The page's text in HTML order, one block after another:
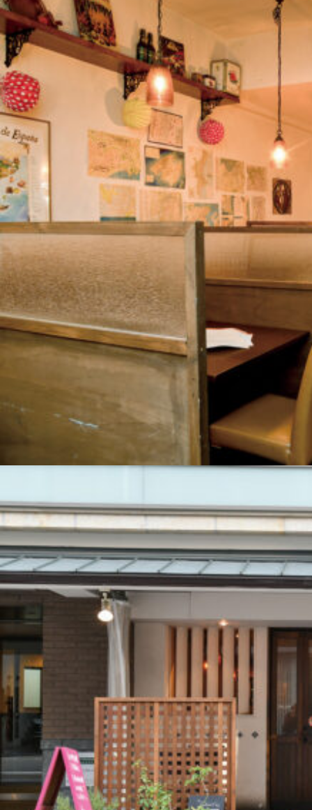
京都の書店
CULTURE
すべて
関西で開催。
おすすめの展覧会
おすすめの映画
誠光社で選びました。
おすすめの本
紹介します。
おすすめのイベント